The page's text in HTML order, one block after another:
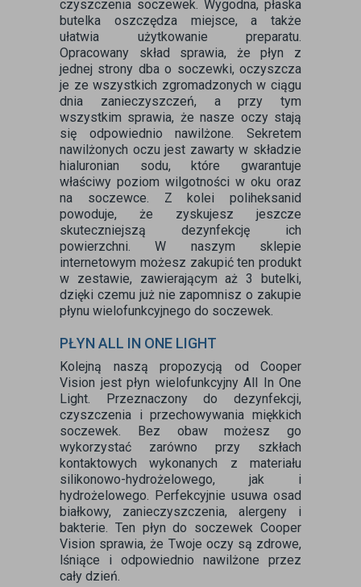
czyszczenia soczewek. Wygodna, płaska
butelka oszczędza miejsce, a także
ułatwia użytkowanie preparatu.
Opracowany skład sprawia, że płyn z
jednej strony dba o soczewki, oczyszcza
je ze wszystkich zgromadzonych w ciągu
dnia zanieczyszczeń, a przy tym
wszystkim sprawia, że nasze oczy stają
się odpowiednio nawilżone. Sekretem
nawilżonych oczu jest zawarty w składzie
hialuronian sodu, które gwarantuje
właściwy poziom wilgotności w oku oraz
na soczewce. Z kolei poliheksanid
powoduje, że zyskujesz jeszcze
skuteczniejszą dezynfekcję ich
powierzchni. W naszym sklepie
internetowym możesz zakupić ten produkt
w zestawie, zawierającym aż 3 butelki,
dzięki czemu już nie zapomnisz o zakupie
płynu wielofunkcyjnego do soczewek.
PŁYN ALL IN ONE LIGHT
Kolejną naszą propozycją od Cooper
Vision jest płyn wielofunkcyjny All In One
Light. Przeznaczony do dezynfekcji,
czyszczenia i przechowywania miękkich
soczewek. Bez obaw możesz go
wykorzystać zarówno przy szkłach
kontaktowych wykonanych z materiału
silikonowo-hydrożelowego, jak i
hydrożelowego. Perfekcyjnie usuwa osad
białkowy, zanieczyszczenia, alergeny i
bakterie. Ten płyn do soczewek Cooper
Vision sprawia, że Twoje oczy są zdrowe,
lśniące i odpowiednio nawilżone przez
cały dzień.